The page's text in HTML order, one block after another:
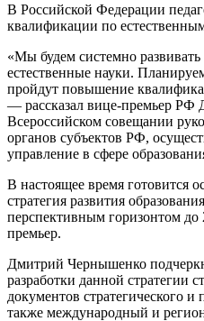
В Российской Федерации
квалификации по
«Мы будем системно развивать
естественные науки.
пройдут повышение
— рассказал вице-премьер
Всероссийском совещании
органов субъектов РФ,
управление в сфере
В настоящее время
стратегия развития
перспективным горизонтом до
премьер.
Дмитрий Чернышенко
разработки данной стратегии
документов стратегического
также международный и